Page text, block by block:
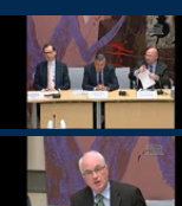
RECHERCHE
AIDE À LA DÉCOUPE
DE VIDÉOS